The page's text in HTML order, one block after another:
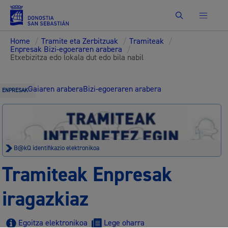
Bilatu
Home / Tramite eta Zerbitzuak / Tramiteak /
Enpresak Bizi-egoeraren arabera /
Etxebizitza edo lokala dut edo bila nabil
ENPRESAKGaiaren araberaBizi-egoeraren arabera
B@kQ identifikazio elektronikoa
Tramiteak Enpresak
iragazkiaz
Egoitza elektronikoa Lege oharra